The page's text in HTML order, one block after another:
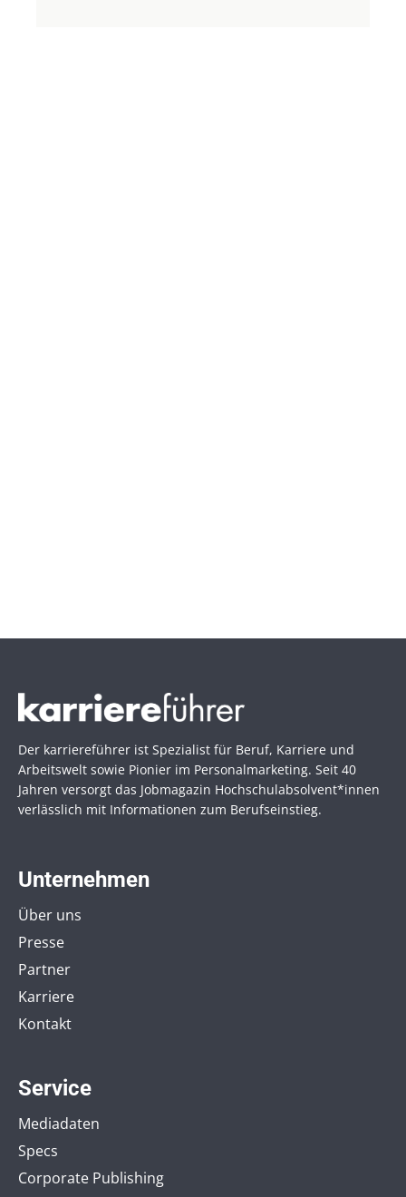
Der karriereführer ist Spezialist für Beruf, Karriere und
Arbeitswelt sowie Pionier im Personal­marketing. Seit 40
Jahren versorgt das Jobmagazin Hochschul­absolvent*innen
verlässlich mit Informationen zum Berufseinstieg.
Unternehmen
Über uns
Presse
Partner
Karriere
Kontakt
Service
Mediadaten
Specs
Corporate Publishing